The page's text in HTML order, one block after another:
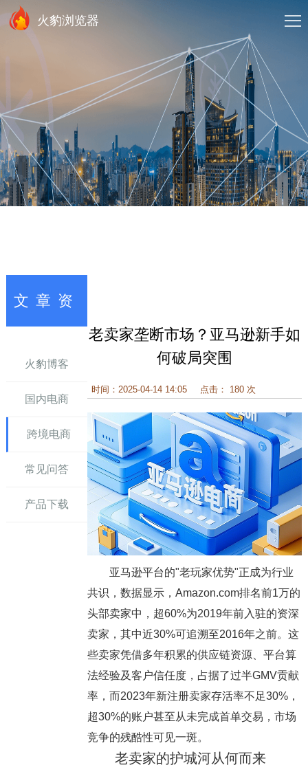
火豹浏览器
文章资
火豹博客
国内电商
跨境电商
常见问答
产品下载
老卖家垄断市场？亚马逊新手如
何破局突围
时间：2025-04-14 14:05 点击： 180 次
亚马逊平台的"老玩家优势"正成为行业
共识，数据显示，Amazon.com排名前1万的
头部卖家中，超60%为2019年前入驻的资深
卖家，其中近30%可追溯至2016年之前。这
些卖家凭借多年积累的供应链资源、平台算
法经验及客户信任度，占据了过半GMV贡献
率，而2023年新注册卖家存活率不足30%，
超30%的账户甚至从未完成首单交易，市场
竞争的残酷性可见一斑。
老卖家的护城河从何而来